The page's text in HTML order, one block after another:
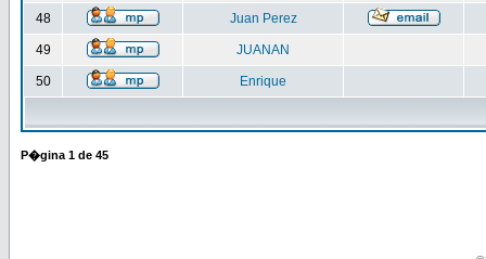
48 Juan Perez
49 JUANAN
50 Enrique
P�gina 1 de 45